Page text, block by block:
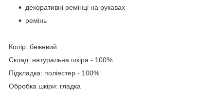
декоративні ремінці на рукавах
ремінь
Колір: бежевий
Склад: натуральна шкіра - 100%
Підкладка: поліестер - 100%
Обробка шкіри: гладка